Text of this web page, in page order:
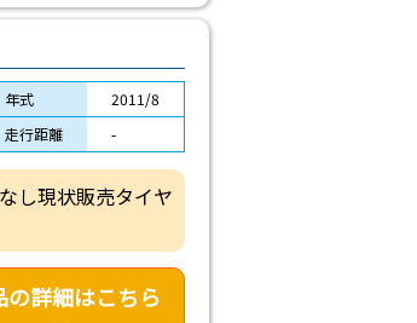
年式
2011/8
走行距離
-
し現状販売タイヤ
の詳細はこちら